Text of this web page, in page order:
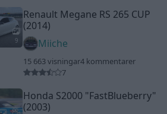
9
Renault Megane RS 265 CUP
(2014)
Miiche
15 663 visningar4 kommentarer
7
Honda S2000 "FastBlueberry"
(2003)